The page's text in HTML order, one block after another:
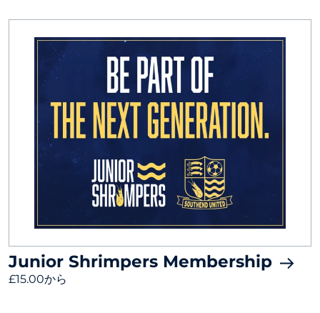
Junior Shrimpers Membership
£15.00から